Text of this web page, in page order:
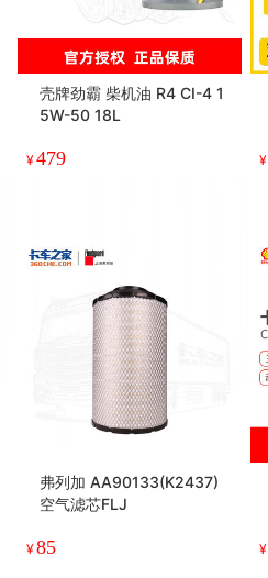
壳牌劲霸 柴机油 R4 CI-4 1
5W-50 18L
¥479 ¥
弗列加 AA90133(K2437)
空气滤芯FLJ
¥85 ¥